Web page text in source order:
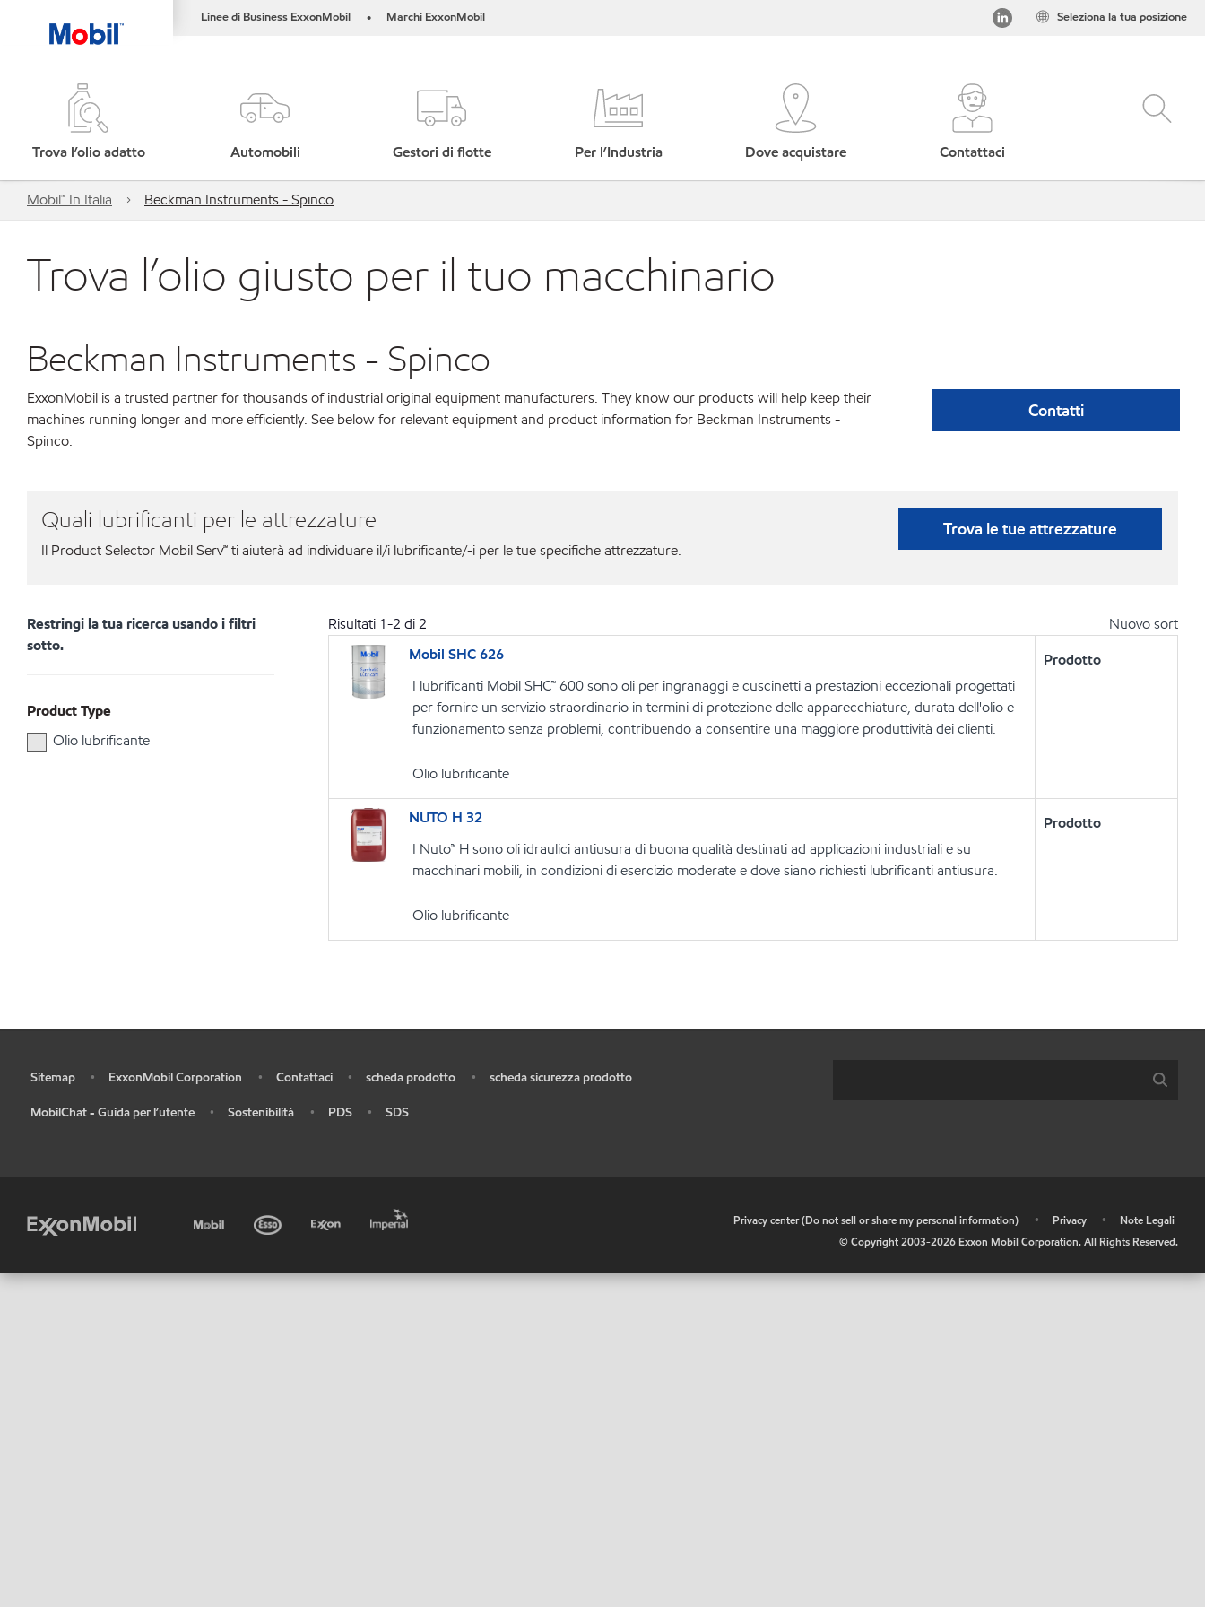
Linee di Business ExxonMobil • Marchi ExxonMobil Seleziona la tua posizione
Trova l’olio adatto Automobili Gestori di flotte Per l’Industria Dove acquistare Contattaci
Mobil™ In Italia Beckman Instruments - Spinco
Trova l’olio giusto per il tuo macchinario
Beckman Instruments - Spinco
ExxonMobil is a trusted partner for thousands of industrial original equipment manufacturers. They know our products will help keep their
machines running longer and more efficiently. See below for relevant equipment and product information for Beckman Instruments -
Spinco.
Contatti
Quali lubrificanti per le attrezzature
Il Product Selector Mobil Serv℠ ti aiuterà ad individuare il/i lubrificante/-i per le tue specifiche attrezzature.
Trova le tue attrezzature
Restringi la tua ricerca usando i filtri
sotto.
Product Type
Olio lubrificante
Risultati 1-2 di2
Nuovo sort
Mobil SHC 626
I lubrificanti Mobil SHC™ 600 sono oli per ingranaggi e cuscinetti a prestazioni eccezionali progettati
per fornire un servizio straordinario in termini di protezione delle apparecchiature, durata dell'olio e
funzionamento senza problemi, contribuendo a consentire una maggiore produttività dei clienti.
Olio lubrificante
Prodotto
NUTO H 32
I Nuto™ H sono oli idraulici antiusura di buona qualità destinati ad applicazioni industriali e su
macchinari mobili, in condizioni di esercizio moderate e dove siano richiesti lubrificanti antiusura.
Olio lubrificante
Prodotto
Sitemap • ExxonMobil Corporation • Contattaci • scheda prodotto • scheda sicurezza prodotto
MobilChat - Guida per l’utente • Sostenibilità • PDS • SDS
Privacy center (Do not sell or share my personal information) • Privacy •
Note Legali
© Copyright 2003-2026 Exxon Mobil Corporation. All Rights Reserved.